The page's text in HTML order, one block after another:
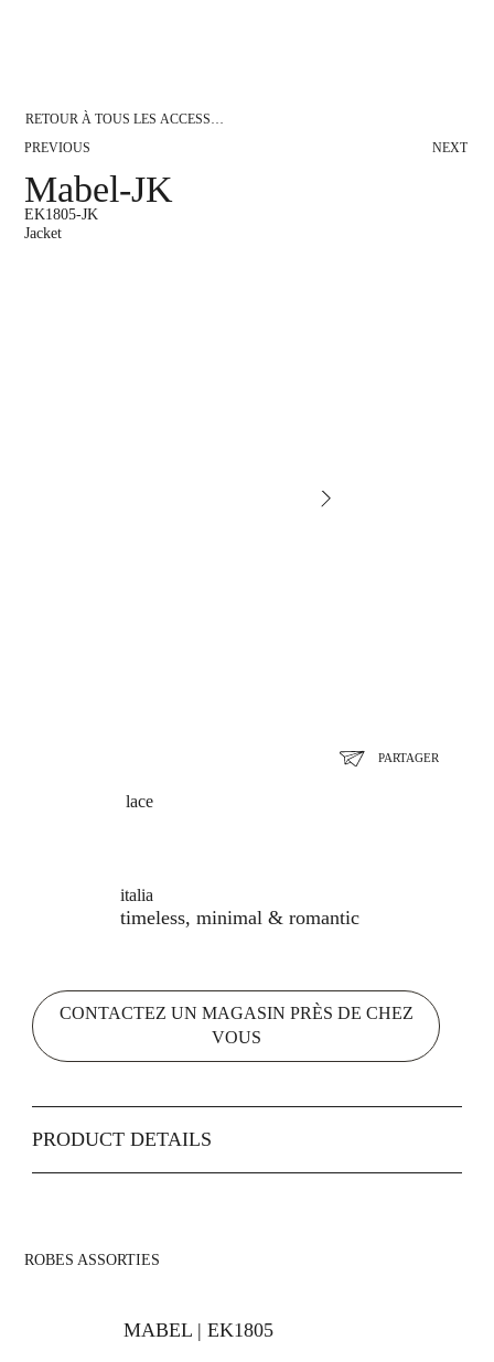
lace
italia
timeless, minimal & romantic
CONTACTEZ UN MAGASIN PRÈS DE CHEZ
VOUS
Mabel-JK
EK1805-JK
Jacket
PARTAGER
NEXT
RETOUR À TOUS LES ACCESSOIRES
PREVIOUS
PRODUCT DETAILS
​ROBES ASSORTIES
MABEL | EK1805